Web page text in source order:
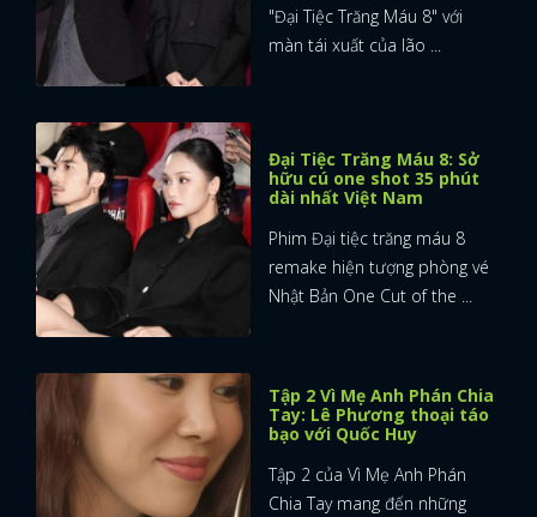
"Đại Tiệc Trăng Máu 8" với
màn tái xuất của lão ...
Đại Tiệc Trăng Máu 8: Sở
hữu cú one shot 35 phút
dài nhất Việt Nam
Phim Đại tiệc trăng máu 8
remake hiện tượng phòng vé
Nhật Bản One Cut of the ...
Tập 2 Vì Mẹ Anh Phán Chia
Tay: Lê Phương thoại táo
bạo với Quốc Huy
Tập 2 của Vì Mẹ Anh Phán
Chia Tay mang đến những